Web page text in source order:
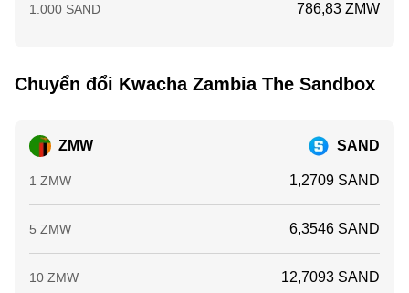
1.000 SAND 786,83 ZMW
Chuyển đổi Kwacha Zambia The Sandbox
ZMW SAND
1 ZMW 1,2709 SAND
5 ZMW 6,3546 SAND
10 ZMW 12,7093 SAND